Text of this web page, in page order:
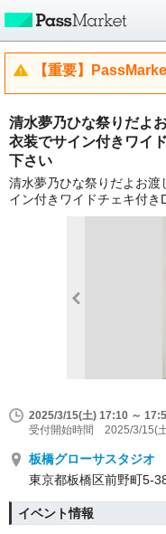
【重要】
清水夢乃ひな祭りだよ
衣装でサイン付きワイ
下さい
清水夢乃ひな祭りだよお
イン付きワイドチェキ付
2025/3/15(土) 17:10 ～
受付開始時間 2025/3/15(
板橋グローサスタジオ
東京都板橋区前野町5-
イベント情報